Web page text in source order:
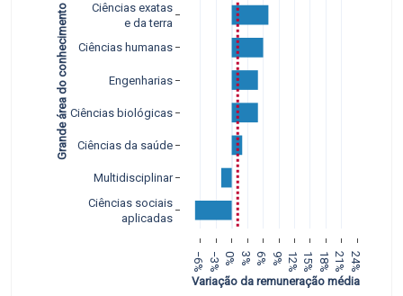
−6% −3% 0% 3% 6% 9% 12% 15% 18% 21% 24%
Ciências sociais
aplicadas
Multidisciplinar
Ciências da saúde
Ciências biológicas
Engenharias
Ciências humanas
Ciências exatas
e da terra
Variação da remuneração média
Grande área do conhecimento